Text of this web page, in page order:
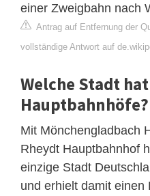
einer Zweigbahn nach
Antrag auf Entfernung der
vollständige Antwort auf
Welche Stadt
Hauptbahnhöfe?
Mit Mönchengladbach
Rheydt Hauptbahnhof
einzige Stadt
und erhielt damit einen